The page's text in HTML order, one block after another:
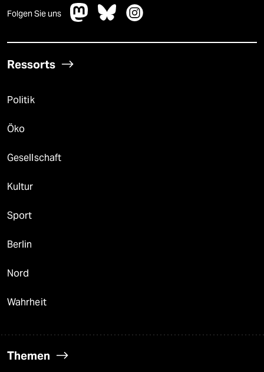
Folgen Sie uns
Ressorts
Politik
Öko
Gesellschaft
Kultur
Sport
Berlin
Nord
Wahrheit
Themen